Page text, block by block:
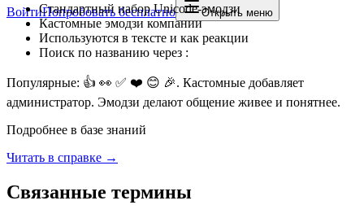
ВойтиПопробовать бесплатно Открыть меню
Стандартный набор Unicode-эмодзи
Кастомные эмодзи компании
Используются в тексте и как реакции
Поиск по названию через :
Популярные: 👍 👀 ✅ ❤️ 😊 🎉. Кастомные добавляет
администратор. Эмодзи делают общение живее и понятнее.
Подробнее в базе знаний
Читать в справке →
Связанные термины